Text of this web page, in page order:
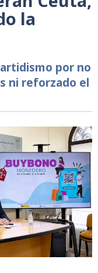
la
por no
ni reforzado el